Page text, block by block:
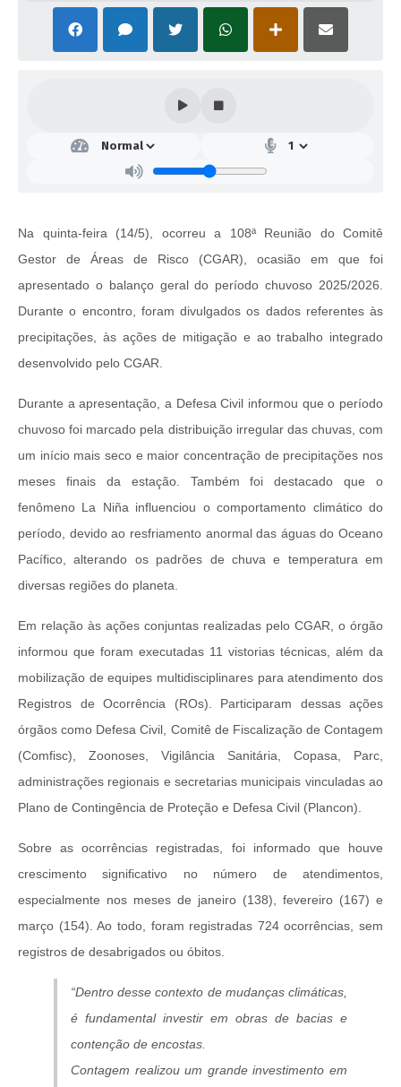
Na quinta-feira (14/5), ocorreu a 108ª Reunião do Comitê
Gestor de Áreas de Risco (CGAR), ocasião em que foi
apresentado o balanço geral do período chuvoso 2025/2026.
Durante o encontro, foram divulgados os dados referentes às
precipitações, às ações de mitigação e ao trabalho integrado
desenvolvido pelo CGAR.
Durante a apresentação, a Defesa Civil informou que o período
chuvoso foi marcado pela distribuição irregular das chuvas, com
um início mais seco e maior concentração de precipitações nos
meses finais da estação. Também foi destacado que o
fenômeno La Niña influenciou o comportamento climático do
período, devido ao resfriamento anormal das águas do Oceano
Pacífico, alterando os padrões de chuva e temperatura em
diversas regiões do planeta.
Em relação às ações conjuntas realizadas pelo CGAR, o órgão
informou que foram executadas 11 vistorias técnicas, além da
mobilização de equipes multidisciplinares para atendimento dos
Registros de Ocorrência (ROs). Participaram dessas ações
órgãos como Defesa Civil, Comitê de Fiscalização de Contagem
(Comfisc), Zoonoses, Vigilância Sanitária, Copasa, Parc,
administrações regionais e secretarias municipais vinculadas ao
Plano de Contingência de Proteção e Defesa Civil (Plancon).
Sobre as ocorrências registradas, foi informado que houve
crescimento significativo no número de atendimentos,
especialmente nos meses de janeiro (138), fevereiro (167) e
março (154). Ao todo, foram registradas 724 ocorrências, sem
registros de desabrigados ou óbitos.
“Dentro desse contexto de mudanças climáticas,
é fundamental investir em obras de bacias e
contenção de encostas.
Contagem realizou um grande investimento em